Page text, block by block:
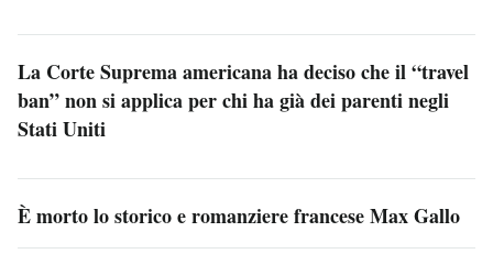
La Corte Suprema americana ha deciso che il “travel
ban” non si applica per chi ha già dei parenti negli
Stati Uniti
È morto lo storico e romanziere francese Max Gallo